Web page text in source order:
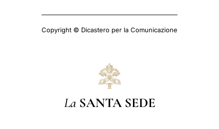
Copyright © Dicastero per la Comunicazione
La SANTA SEDE